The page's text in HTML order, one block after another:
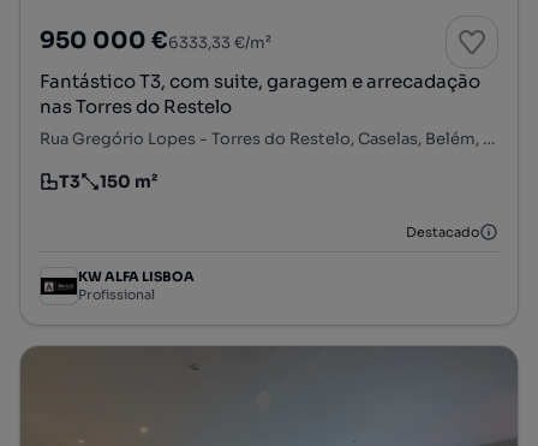
950 000 €6333,33 €/m²
Fantástico T3, com suite, garagem e arrecadação
nas Torres do Restelo
Rua Gregório Lopes - Torres do Restelo, Caselas, Belém, Lisboa, Lisboa
Tipologia
T3
Preço por metro quadrado
150 m²
Destacado
KW ALFA LISBOA
Profissional